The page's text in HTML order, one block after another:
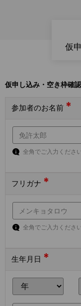
仮
仮申し込み・空き枠確認
参加者のお名前 *
全角でご入力くださ
フリガナ *
全角でご入力くださ
生年月日 *